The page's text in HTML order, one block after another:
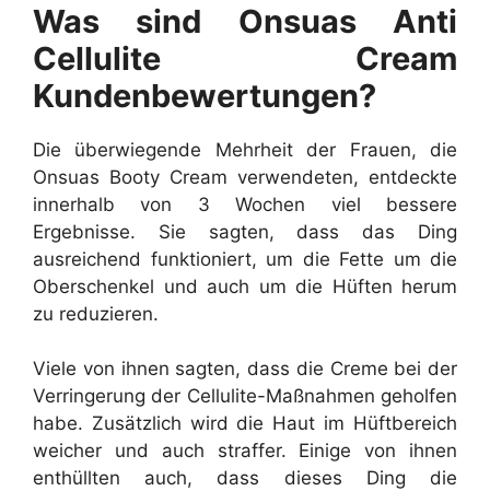
Was sind Onsuas Anti
Cellulite Cream
Kundenbewertungen?
Die überwiegende Mehrheit der Frauen, die
Onsuas Booty Cream verwendeten, entdeckte
innerhalb von 3 Wochen viel bessere
Ergebnisse. Sie sagten, dass das Ding
ausreichend funktioniert, um die Fette um die
Oberschenkel und auch um die Hüften herum
zu reduzieren.
Viele von ihnen sagten, dass die Creme bei der
Verringerung der Cellulite-Maßnahmen geholfen
habe. Zusätzlich wird die Haut im Hüftbereich
weicher und auch straffer. Einige von ihnen
enthüllten auch, dass dieses Ding die